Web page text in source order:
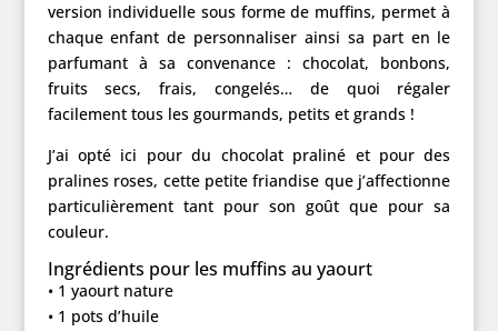
version individuelle sous forme de muffins, permet à
chaque enfant de personnaliser ainsi sa part en le
parfumant à sa convenance : chocolat, bonbons,
fruits secs, frais, congelés… de quoi régaler
facilement tous les gourmands, petits et grands !
J’ai opté ici pour du chocolat praliné et pour des
pralines roses, cette petite friandise que j’affectionne
particulièrement tant pour son goût que pour sa
couleur.
Ingrédients pour les muffins au yaourt
• 1 yaourt nature
• 1 pots d’huile